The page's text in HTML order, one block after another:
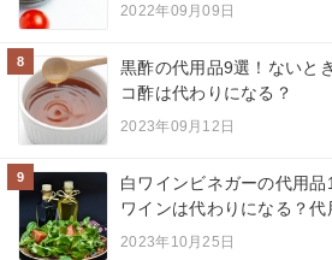
2022年09月09日
8
黒酢の代用品9選！ないと
コ酢は代わりになる？
2023年09月12日
9
白ワインビネガーの代用
ワインは代わりになる？代
2023年10月25日